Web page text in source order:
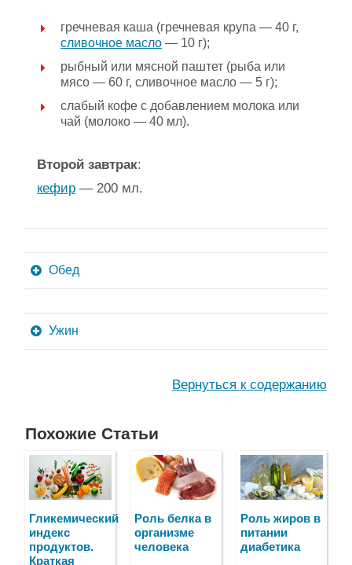
гречневая каша (гречневая крупа — 40 г,
сливочное масло — 10 г);
рыбный или мясной паштет (рыба или
мясо — 60 г, сливочное масло — 5 г);
слабый кофе с добавлением молока или
чай (молоко — 40 мл).
Второй завтрак:
кефир — 200 мл.
Обед
Ужин
Вернуться к содержанию
Похожие Статьи
Гликемический
индекс
продуктов.
Краткая
Роль белка в
организме
человека
Роль жиров в
питании
диабетика